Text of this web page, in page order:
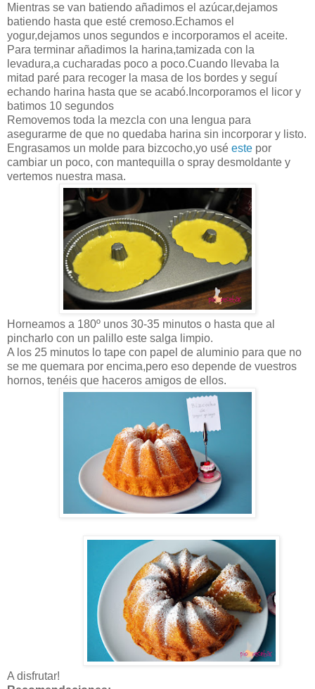
Mientras se van batiendo añadimos el azúcar,dejamos
batiendo hasta que esté cremoso.Echamos el
yogur,dejamos unos segundos e incorporamos el aceite.
Para terminar añadimos la harina,tamizada con la
levadura,a cucharadas poco a poco.Cuando llevaba la
mitad paré para recoger la masa de los bordes y seguí
echando harina hasta que se acabó.Incorporamos el licor y
batimos 10 segundos
Removemos toda la mezcla con una lengua para
asegurarme de que no quedaba harina sin incorporar y listo.
Engrasamos un molde para bizcocho,yo usé este por
cambiar un poco, con mantequilla o spray desmoldante y
vertemos nuestra masa.
Horneamos a 180º unos 30-35 minutos o hasta que al
pincharlo con un palillo este salga limpio.
A los 25 minutos lo tape con papel de aluminio para que no
se me quemara por encima,pero eso depende de vuestros
hornos, tenéis que haceros amigos de ellos.
A disfrutar!